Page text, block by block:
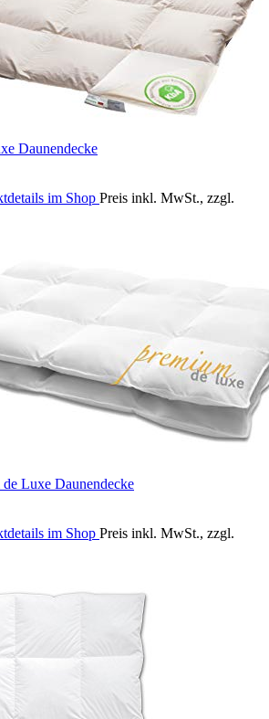
Daunendecke
im Shop Preis inkl. MwSt., zzgl.
Luxe Daunendecke
im Shop Preis inkl. MwSt., zzgl.